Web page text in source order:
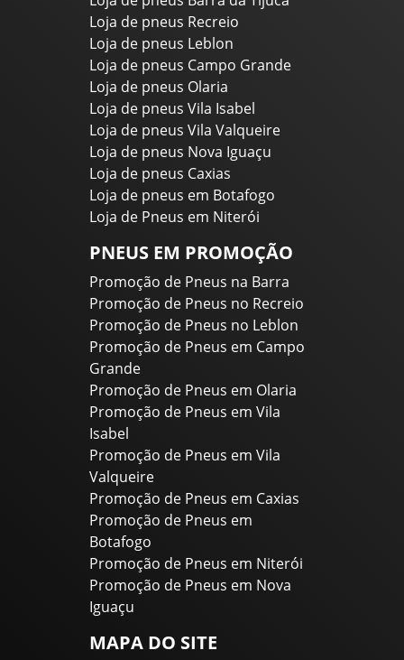
Loja de pneus Recreio
Loja de pneus Leblon
Loja de pneus Campo Grande
Loja de pneus Olaria
Loja de pneus Vila Isabel
Loja de pneus Vila Valqueire
Loja de pneus Nova Iguaçu
Loja de pneus Caxias
Loja de pneus em Botafogo
Loja de Pneus em Niterói
PNEUS EM PROMOÇÃO
Promoção de Pneus na Barra
Promoção de Pneus no Recreio
Promoção de Pneus no Leblon
Promoção de Pneus em Campo
Grande
Promoção de Pneus em Olaria
Promoção de Pneus em Vila
Isabel
Promoção de Pneus em Vila
Valqueire
Promoção de Pneus em Caxias
Promoção de Pneus em
Botafogo
Promoção de Pneus em Niterói
Promoção de Pneus em Nova
Iguaçu
MAPA DO SITE